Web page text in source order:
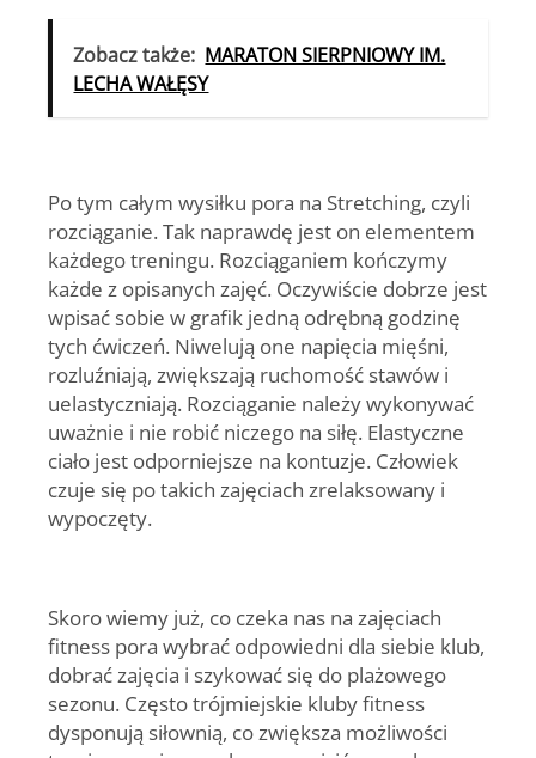
Zobacz także: MARATON SIERPNIOWY IM.
LECHA WAŁĘSY
Po tym całym wysiłku pora na Stretching, czyli
rozciąganie. Tak naprawdę jest on elementem
każdego treningu. Rozciąganiem kończymy
każde z opisanych zajęć. Oczywiście dobrze jest
wpisać sobie w grafik jedną odrębną godzinę
tych ćwiczeń. Niwelują one napięcia mięśni,
rozluźniają, zwiększają ruchomość stawów i
uelastyczniają. Rozciąganie należy wykonywać
uważnie i nie robić niczego na siłę. Elastyczne
ciało jest odporniejsze na kontuzje. Człowiek
czuje się po takich zajęciach zrelaksowany i
wypoczęty.
Skoro wiemy już, co czeka nas na zajęciach
fitness pora wybrać odpowiedni dla siebie klub,
dobrać zajęcia i szykować się do plażowego
sezonu. Często trójmiejskie kluby fitness
dysponują siłownią, co zwiększa możliwości